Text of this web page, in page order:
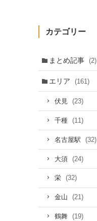
カテゴリー
まとめ記事 (2)
エリア (161)
伏見 (23)
千種 (11)
名古屋駅 (32)
大須 (24)
栄 (32)
金山 (21)
鶴舞 (19)